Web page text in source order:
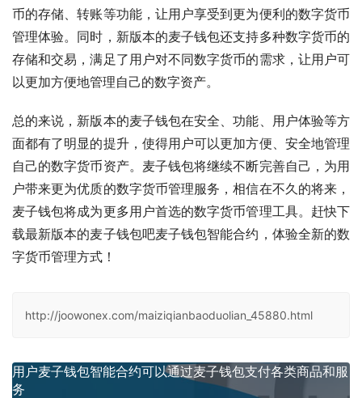
币的存储、转账等功能，让用户享受到更为便利的数字货币
管理体验。同时，新版本的麦子钱包还支持多种数字货币的
存储和交易，满足了用户对不同数字货币的需求，让用户可
以更加方便地管理自己的数字资产。
总的来说，新版本的麦子钱包在安全、功能、用户体验等方
面都有了明显的提升，使得用户可以更加方便、安全地管理
自己的数字货币资产。麦子钱包将继续不断完善自己，为用
户带来更为优质的数字货币管理服务，相信在不久的将来，
麦子钱包将成为更多用户首选的数字货币管理工具。赶快下
载最新版本的麦子钱包吧麦子钱包智能合约，体验全新的数
字货币管理方式！
http://joowonex.com/maiziqianbaoduolian_45880.html
用户麦子钱包智能合约可以通过麦子钱包支付各类商品和服
务